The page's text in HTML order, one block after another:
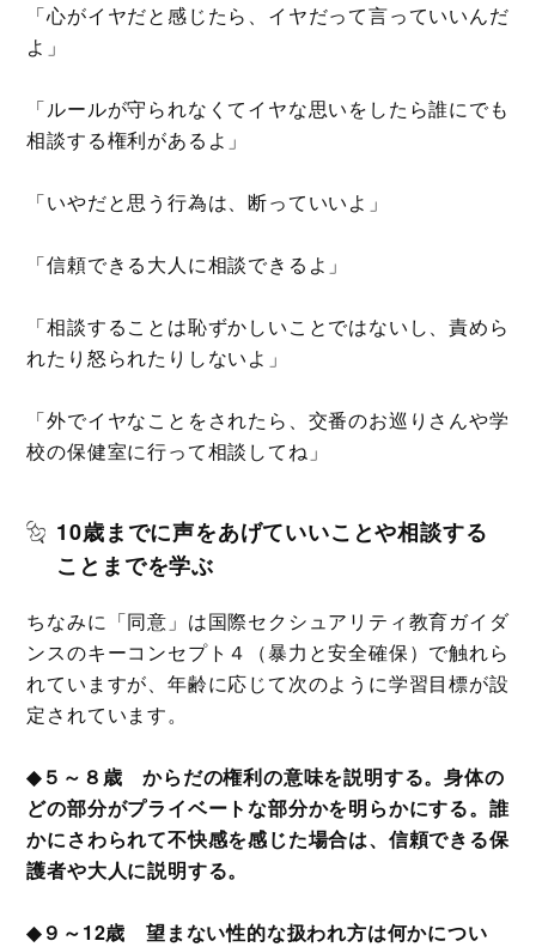
「心がイヤだと感じたら、イヤだって言っていいんだ
よ」
「ルールが守られなくてイヤな思いをしたら誰にでも
相談する権利があるよ」
「いやだと思う行為は、断っていいよ」
「信頼できる大人に相談できるよ」
「相談することは恥ずかしいことではないし、責めら
れたり怒られたりしないよ」
「外でイヤなことをされたら、交番のお巡りさんや学
校の保健室に行って相談してね」
10歳までに声をあげていいことや相談する
ことまでを学ぶ
ちなみに「同意」は国際セクシュアリティ教育ガイダ
ンスのキーコンセプト４（暴力と安全確保）で触れら
れていますが、年齢に応じて次のように学習目標が設
定されています。
◆５～８歳 からだの権利の意味を説明する。身体の
どの部分がプライベートな部分かを明らかにする。誰
かにさわられて不快感を感じた場合は、信頼できる保
護者や大人に説明する。
◆９～12歳 望まない性的な扱われ方は何かについ